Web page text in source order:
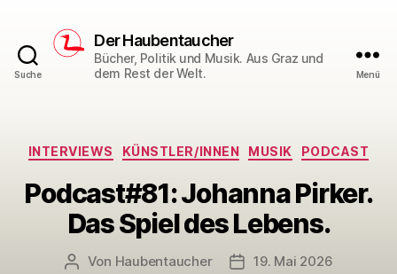
Suche
Der Haubentaucher
Bücher, Politik und Musik. Aus Graz und
dem Rest der Welt.
Menü
Kategorien
INTERVIEWS KÜNSTLER/INNEN MUSIK PODCAST
Podcast#81: Johanna Pirker.
Das Spiel des Lebens.
Beitragsautor
Von Haubentaucher Veröffentlichungsdatum
19. Mai 2026